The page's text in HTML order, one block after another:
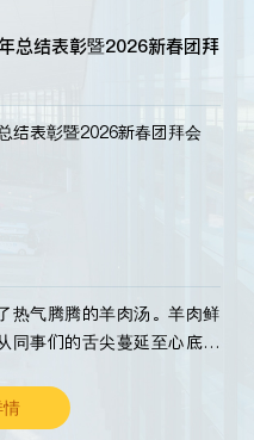
结表彰暨2026新春团拜
表彰暨2026新春团拜会
热气腾腾的羊肉汤。羊肉鲜
同事们的舌尖蔓延至心底。